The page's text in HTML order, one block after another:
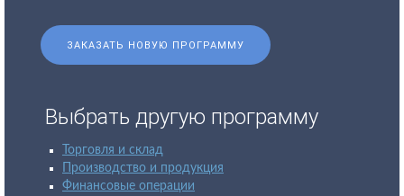
ЗАКАЗАТЬ НОВУЮ ПРОГРАММУ
Выбрать другую программу
Торговля и склад
Производство и продукция
Финансовые операции